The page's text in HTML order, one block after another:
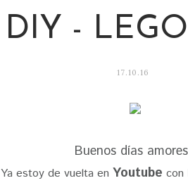
DIY -
17.10.16
Buenos días amores
Ya estoy de vuelta en Youtube con